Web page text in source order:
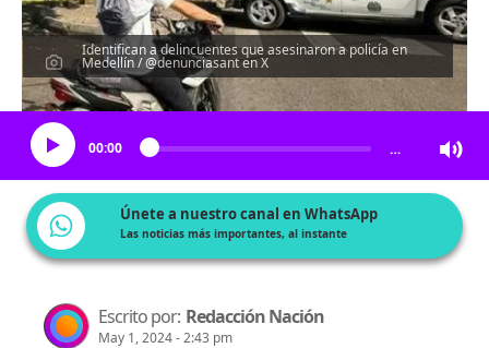
Identifican a delincuentes que asesinaron a policía en
Medellín / @denunciasant en X
Escucha el artículo
00:00 …
Únete a nuestro canal en WhatsApp
Las noticias más importantes, al instante
Escrito por: Redacción Nación
May 1, 2024 - 2:43 pm